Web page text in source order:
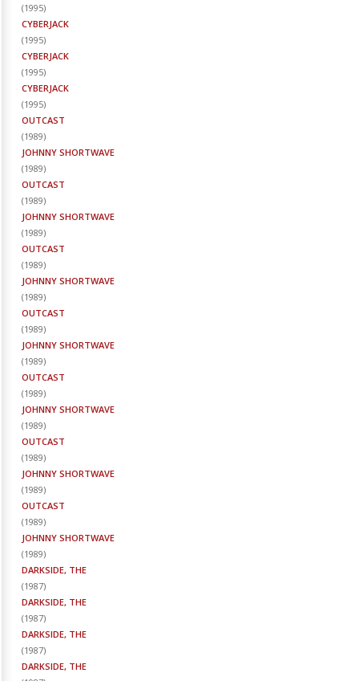
(1995)
CYBERJACK
(1995)
CYBERJACK
(1995)
CYBERJACK
(1995)
OUTCAST
(1989)
JOHNNY SHORTWAVE
(1989)
OUTCAST
(1989)
JOHNNY SHORTWAVE
(1989)
OUTCAST
(1989)
JOHNNY SHORTWAVE
(1989)
OUTCAST
(1989)
JOHNNY SHORTWAVE
(1989)
OUTCAST
(1989)
JOHNNY SHORTWAVE
(1989)
OUTCAST
(1989)
JOHNNY SHORTWAVE
(1989)
OUTCAST
(1989)
JOHNNY SHORTWAVE
(1989)
DARKSIDE, THE
(1987)
DARKSIDE, THE
(1987)
DARKSIDE, THE
(1987)
DARKSIDE, THE